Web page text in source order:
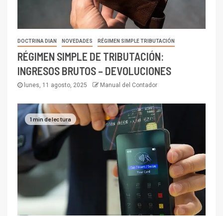
DOCTRINA DIAN NOVEDADES RÉGIMEN SIMPLE TRIBUTACIÓN
RÉGIMEN SIMPLE DE TRIBUTACIÓN:
INGRESOS BRUTOS – DEVOLUCIONES
lunes, 11 agosto, 2025 Manual del Contador
1 min de lectura